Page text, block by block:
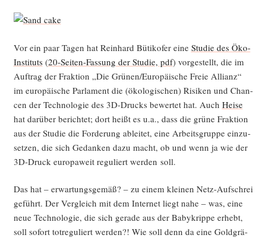
Vor ein paar Tagen hat Rein­hard Büti­ko­fer eine Stu­die des Öko-
Insti­tuts(20-Sei­ten-Fas­sung der Stu­die, pdf) vor­ge­stellt, die im
Auf­trag der Frak­ti­on „Die Grünen/Europäische Freie Alli­anz“
im euro­päi­sche Par­la­ment die (öko­lo­gi­schen) Risi­ken und Chan­
cen der Tech­no­lo­gie des 3D-Drucks bewer­tet hat. Auch Hei­se
hat dar­über berich­tet; dort heißt es u.a., dass die grü­ne Frak­ti­on
aus der Stu­die die For­de­rung ablei­tet, eine Arbeits­grup­pe ein­zu­
set­zen, die sich Gedan­ken dazu macht, ob und wenn ja wie der
3D-Druck euro­pa­weit regu­liert wer­den soll.
Das hat – erwar­tungs­ge­mäß? – zu einem klei­nen Netz-Auf­schrei
geführt. Der Ver­gleich mit dem Inter­net liegt nahe – was, eine
neue Tech­no­lo­gie, die sich gera­de aus der Babykrip­pe erhebt,
soll sofort tot­re­gu­liert wer­den?! Wie soll denn da eine Gold­grä­